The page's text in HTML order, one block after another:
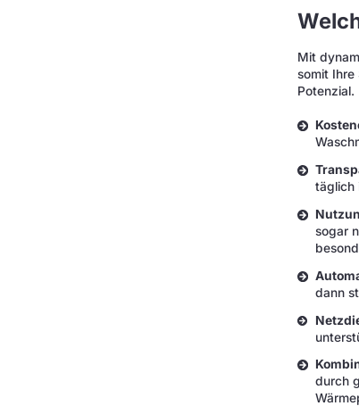
Mit
somit Ihre
Potenzial.
täglich
sogar
dann
durch